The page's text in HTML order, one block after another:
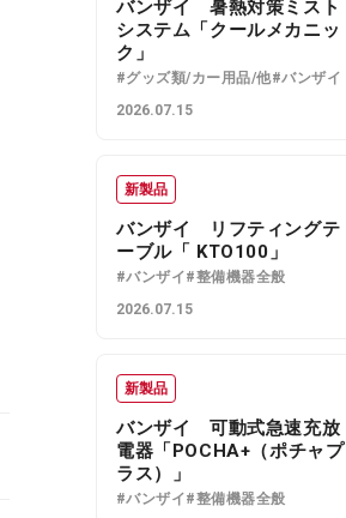
バンザイ 暑熱対策ミスト
システム「クールメカニッ
ク」
#グッズ類/カー用品/他#バンザイ
2026.07.15
新製品
バンザイ リフティングテ
ーブル「 KTO100」
#バンザイ#整備機器全般
2026.07.15
新製品
バンザイ 可動式急速充放
電器「POCHA+（ポチャプ
ラス）」
#バンザイ#整備機器全般